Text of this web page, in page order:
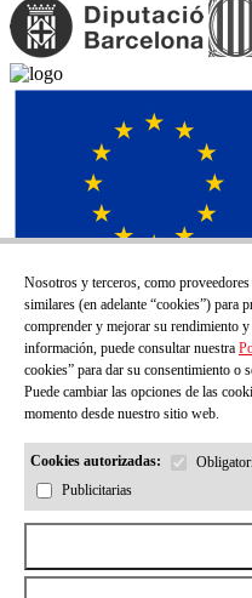
¡SUSCRÍBETE A
Correo electrónico
Nosotros y terceros, como
similares (en adelante “cookies”) para
comprender y mejorar su rendimiento
información, puede consultar nuestra
cookies” para dar su consentimiento o
Puede cambiar las opciones de las
momento desde nuestro sitio web.
Cookies autorizadas:
Publicitarias